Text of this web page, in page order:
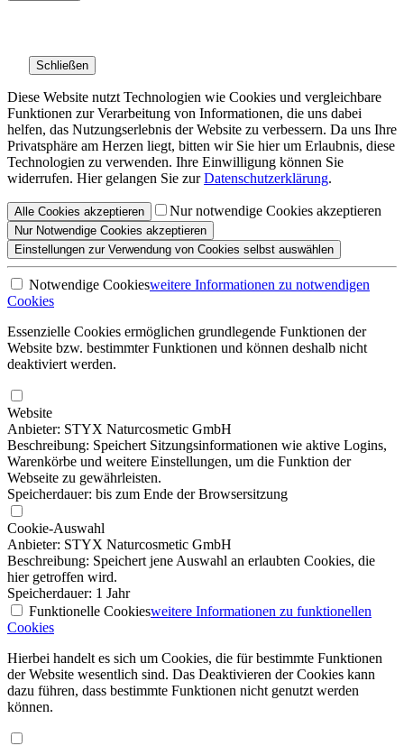
Schließen
Diese Website nutzt Technologien wie Cookies und vergleichbare
Funktionen zur Verarbeitung von Informationen, die uns dabei
helfen, das Nutzungserlebnis der Website zu verbessern. Da uns Ihre
Privatsphäre am Herzen liegt, bitten wir Sie hier um Erlaubnis, diese
Technologien zu verwenden. Ihre Einwilligung können Sie
widerrufen. Hier gelangen Sie zurDatenschutzerklärung.
Alle Cookies akzeptieren Nur notwendige Cookies akzeptieren
Nur Notwendige Cookies akzeptieren
Einstellungen zur Verwendung von Cookies selbst auswählen
Notwendige Cookiesweitere Informationen zu notwendigen
Cookies
Essenzielle Cookies ermöglichen grundlegende Funktionen der
Website bzw. bestimmter Funktionen und können deshalb nicht
deaktiviert werden.
Website
Anbieter: STYX Naturcosmetic GmbH
Beschreibung: Speichert Sitzungsinformationen wie aktive Logins,
Warenkörbe und weitere Einstellungen, um die Funktion der
Webseite zu gewährleisten.
Speicherdauer: bis zum Ende der Browsersitzung
Cookie-Auswahl
Anbieter: STYX Naturcosmetic GmbH
Beschreibung: Speichert jene Auswahl an erlaubten Cookies, die
hier getroffen wird.
Speicherdauer: 1 Jahr
Funktionelle Cookiesweitere Informationen zu funktionellen
Cookies
Hierbei handelt es sich um Cookies, die für bestimmte Funktionen
der Website wesentlich sind. Das Deaktivieren der Cookies kann
dazu führen, dass bestimmte Funktionen nicht genutzt werden
können.